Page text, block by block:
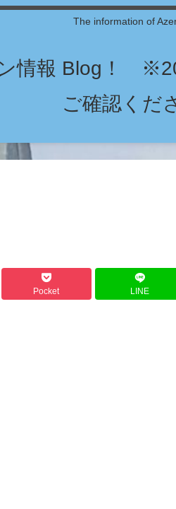
The information of
情報 Blog！
ご確認くだ
Pocket LINE